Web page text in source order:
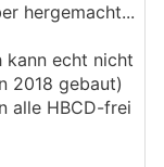
hergemacht...
kann echt nicht
2018 gebaut)
alle HBCD-frei